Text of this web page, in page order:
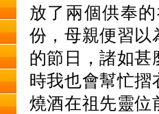
放了兩個供奉
份，母親便習以
的節日，諸如甚
時我也會幫忙摺
燒酒在祖先靈位